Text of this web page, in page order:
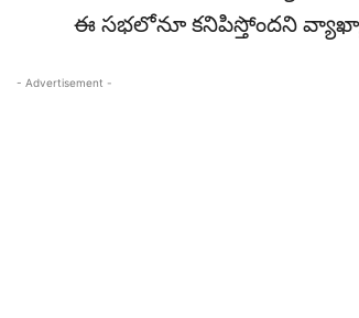
ఈ సభలోనూ కనిపిస్తోందని
- Advertisement -